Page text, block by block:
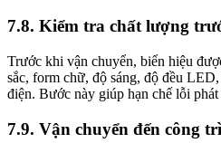
7.8. Kiểm tra chất lượng
Trước khi vận chuyển, biển hiệu
sắc, form chữ, độ sáng, độ đều
điện. Bước này giúp hạn chế lỗi
7.9. Vận chuyển đến công